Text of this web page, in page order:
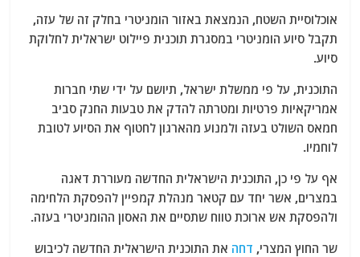
אוכלוסיית השטח, הנמצאת באזור הומניטרי בחלק זה של עזה,
תקבל סיוע הומניטרי במסגרת תוכנית פיילוט ישראלית לחלוקת
סיוע.
התוכנית, על פי ממשלת ישראל, תיושם על ידי שתי חברות
אמריקאיות פרטיות ומטרתה להדק את טבעות החנק סביב
חמאס השולט בעזה ולמנוע מהארגון לחטוף את הסיוע לטובת
לוחמיו.
אף על פי כן, התוכנית הישראלית החדשה מעוררת דאגה
במצרים, אשר יחד עם קטאר מנהלת קמפיין להפסקת הלחימה
ולהפסקת אש ארוכת טווח שתסיים את האסון ההומניטרי בעזה.
שר החוץ המצרי, דחה את התוכנית הישראלית החדשה לכיבוש